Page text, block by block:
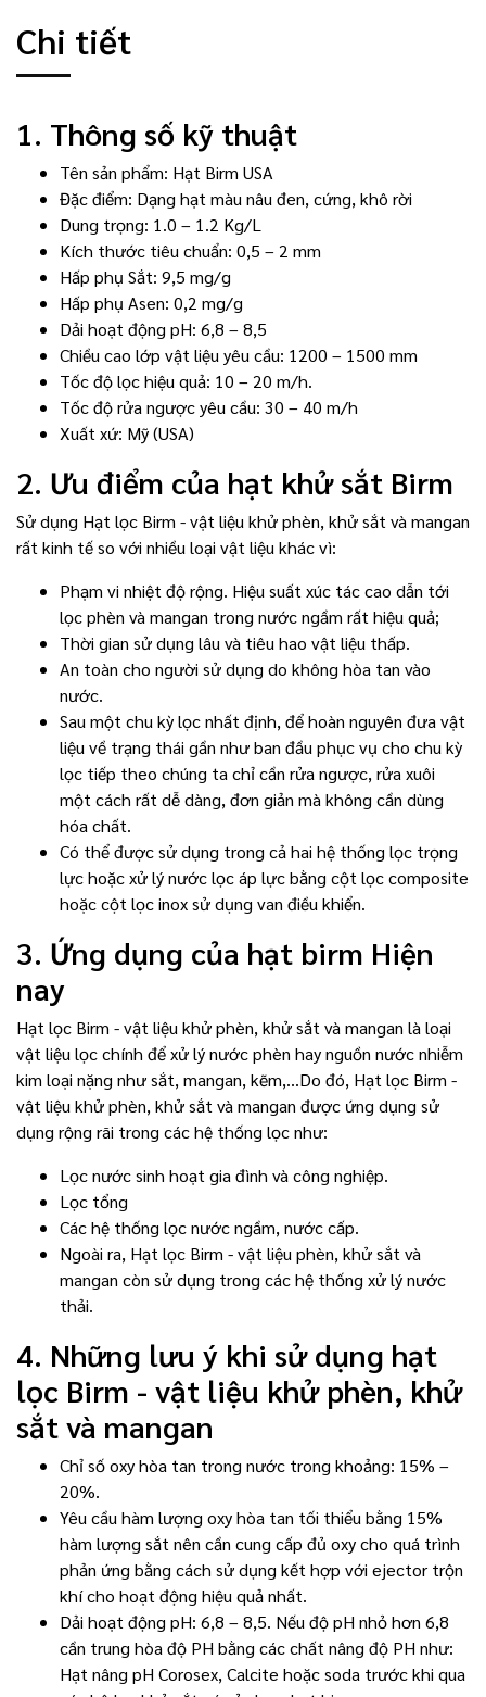
Chi tiết
1. Thông số kỹ thuật
Tên sản phẩm: Hạt Birm USA
Đặc điểm: Dạng hạt màu nâu đen, cứng, khô rời
Dung trọng: 1.0 – 1.2 Kg/L
Kích thước tiêu chuẩn: 0,5 – 2 mm
Hấp phụ Sắt: 9,5 mg/g
Hấp phụ Asen: 0,2 mg/g
Dải hoạt động pH: 6,8 – 8,5
Chiều cao lớp vật liệu yêu cầu: 1200 – 1500 mm
Tốc độ lọc hiệu quả: 10 – 20 m/h.
Tốc độ rửa ngược yêu cầu: 30 – 40 m/h
Xuất xứ: Mỹ (USA)
2. Ưu điểm của hạt khử sắt Birm
Sử dụng Hạt lọc Birm - vật liệu khử phèn, khử sắt và mangan
rất kinh tế so với nhiều loại vật liệu khác vì:
Phạm vi nhiệt độ rộng. Hiệu suất xúc tác cao dẫn tới
lọc phèn và mangan trong nước ngầm rất hiệu quả;
Thời gian sử dụng lâu và tiêu hao vật liệu thấp.
An toàn cho người sử dụng do không hòa tan vào
nước.
Sau một chu kỳ lọc nhất định, để hoàn nguyên đưa vật
liệu về trạng thái gần như ban đầu phục vụ cho chu kỳ
lọc tiếp theo chúng ta chỉ cần rửa ngược, rửa xuôi
một cách rất dễ dàng, đơn giản mà không cần dùng
hóa chất.
Có thể được sử dụng trong cả hai hệ thống lọc trọng
lực hoặc xử lý nước lọc áp lực bằng cột lọc composite
hoặc cột lọc inox sử dụng van điều khiển.
3. Ứng dụng của hạt birm Hiện
nay
Hạt lọc Birm - vật liệu khử phèn, khử sắt và mangan là loại
vật liệu lọc chính để xử lý nước phèn hay nguồn nước nhiễm
kim loại nặng như sắt, mangan, kẽm,...Do đó, Hạt lọc Birm -
vật liệu khử phèn, khử sắt và mangan được ứng dụng sử
dụng rộng rãi trong các hệ thống lọc như:
Lọc nước sinh hoạt gia đình và công nghiệp.
Lọc tổng
Các hệ thống lọc nước ngầm, nước cấp.
Ngoài ra, Hạt lọc Birm - vật liệu phèn, khử sắt và
mangan còn sử dụng trong các hệ thống xử lý nước
thải.
4. Những lưu ý khi sử dụng hạt
lọc Birm - vật liệu khử phèn, khử
sắt và mangan
Chỉ số oxy hòa tan trong nước trong khoảng: 15% –
20%.
Yêu cầu hàm lượng oxy hòa tan tối thiểu bằng 15%
hàm lượng sắt nên cần cung cấp đủ oxy cho quá trình
phản ứng bằng cách sử dụng kết hợp với ejector trộn
khí cho hoạt động hiệu quả nhất.
Dải hoạt động pH: 6,8 – 8,5. Nếu độ pH nhỏ hơn 6,8
cần trung hòa độ PH bằng các chất nâng độ PH như:
Hạt nâng pH Corosex, Calcite hoặc soda trước khi qua